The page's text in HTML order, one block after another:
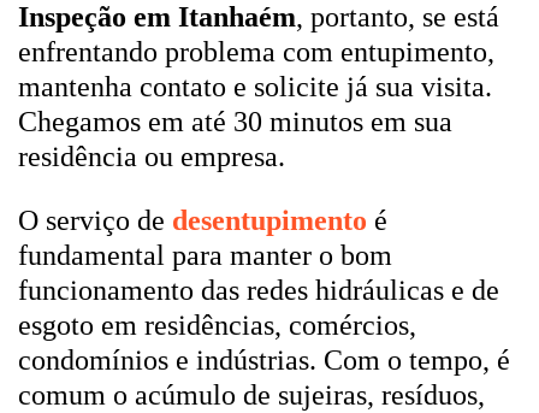
Inspeção em Itanhaém, portanto, se está
enfrentando problema com entupimento,
mantenha contato e solicite já sua visita.
Chegamos em até 30 minutos em sua
residência ou empresa.
O serviço de desentupimento é
fundamental para manter o bom
funcionamento das redes hidráulicas e de
esgoto em residências, comércios,
condomínios e indústrias. Com o tempo, é
comum o acúmulo de sujeiras, resíduos,